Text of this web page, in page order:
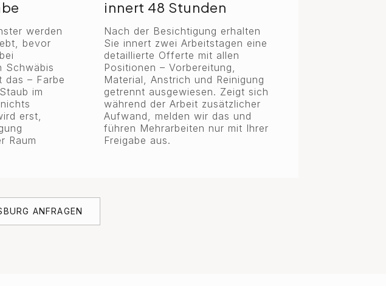
werden
bevor
Schwäbis
das – Farbe
im
erst,
Raum
innert 48 Stunden
Nach der Besichtigung erhalten
Sie innert zwei Arbeitstagen eine
detaillierte Offerte mit allen
Positionen – Vorbereitung,
Material, Anstrich und Reinigung
getrennt ausgewiesen. Zeigt sich
während der Arbeit zusätzlicher
Aufwand, melden wir das und
führen Mehrarbeiten nur mit Ihrer
Freigabe aus.
ANFRAGEN